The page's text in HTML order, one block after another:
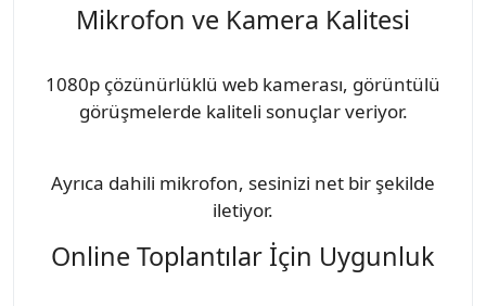
Mikrofon ve Kamera Kalitesi
1080p çözünürlüklü web kamerası, görüntülü
görüşmelerde kaliteli sonuçlar veriyor.
Ayrıca dahili mikrofon, sesinizi net bir şekilde
iletiyor.
Online Toplantılar İçin Uygunluk